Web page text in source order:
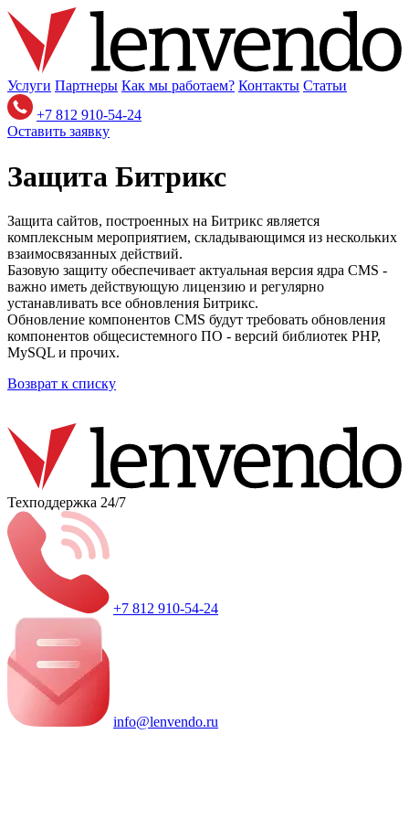
Услуги Партнеры Как мы работаем? Контакты Статьи
+7 812 910-54-24
Оставить заявку
Защита Битрикс
Защита сайтов, построенных на Битрикс является
комплексным мероприятием, складывающимся из нескольких
взаимосвязанных действий.
Базовую защиту обеспечивает актуальная версия ядра CMS -
важно иметь действующую лицензию и регулярно
устанавливать все обновления Битрикс.
Обновление компонентов CMS будут требовать обновления
компонентов общесистемного ПО - версий библиотек PHP,
MySQL и прочих.
Возврат к списку
Техподдержка 24/7
+7 812 910-54-24
info@lenvendo.ru